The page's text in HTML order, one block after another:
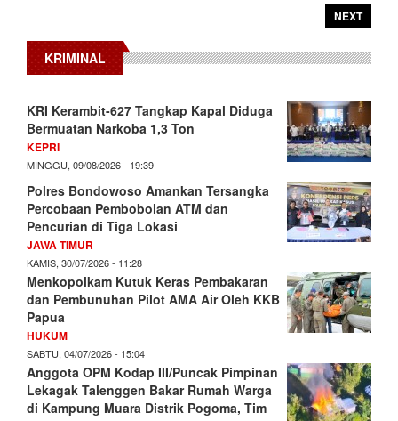
NEXT
KRIMINAL
KRI Kerambit-627 Tangkap Kapal Diduga
Bermuatan Narkoba 1,3 Ton
KEPRI
MINGGU, 09/08/2026 - 19:39
Polres Bondowoso Amankan Tersangka
Percobaan Pembobolan ATM dan
Pencurian di Tiga Lokasi
JAWA TIMUR
KAMIS, 30/07/2026 - 11:28
Menkopolkam Kutuk Keras Pembakaran
dan Pembunuhan Pilot AMA Air Oleh KKB
Papua
HUKUM
SABTU, 04/07/2026 - 15:04
Anggota OPM Kodap III/Puncak Pimpinan
Lekagak Talenggen Bakar Rumah Warga
di Kampung Muara Distrik Pogoma, Tim